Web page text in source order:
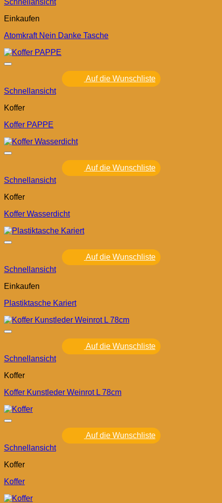
Schnellansicht
Einkaufen
Atomkraft Nein Danke Tasche
Auf die Wunschliste
Schnellansicht
Koffer
Koffer PAPPE
Auf die Wunschliste
Schnellansicht
Koffer
Koffer Wasserdicht
Auf die Wunschliste
Schnellansicht
Einkaufen
Plastiktasche Kariert
Auf die Wunschliste
Schnellansicht
Koffer
Koffer Kunstleder Weinrot L 78cm
Auf die Wunschliste
Schnellansicht
Koffer
Koffer